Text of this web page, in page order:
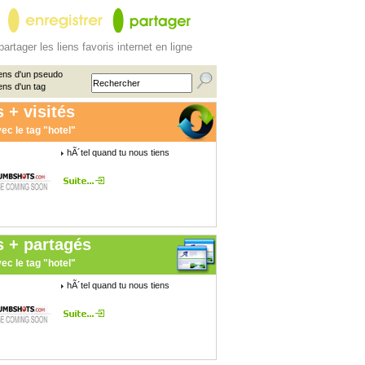
les liens favoris internet en ligne
d'un pseudo
d'un tag
+ visités
le tag "hotel"
hÃ´tel quand tu nous tiens
+ partagés
le tag "hotel"
hÃ´tel quand tu nous tiens